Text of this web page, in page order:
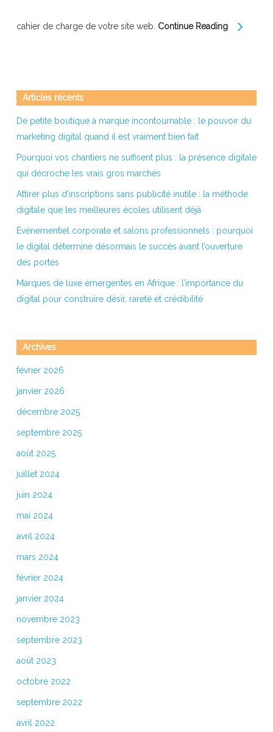
cahier de charge de votre site web. Continue Reading
Articles récents
De petite boutique à marque incontournable : le pouvoir du
marketing digital quand il est vraiment bien fait
Pourquoi vos chantiers ne suffisent plus : la présence digitale
qui décroche les vrais gros marchés
Attirer plus d’inscriptions sans publicité inutile : la méthode
digitale que les meilleures écoles utilisent déjà
Événementiel corporate et salons professionnels : pourquoi
le digital détermine désormais le succès avant l’ouverture
des portes
Marques de luxe émergentes en Afrique : l’importance du
digital pour construire désir, rareté et crédibilité
Archives
février 2026
janvier 2026
décembre 2025
septembre 2025
août 2025
juillet 2024
juin 2024
mai 2024
avril 2024
mars 2024
février 2024
janvier 2024
novembre 2023
septembre 2023
août 2023
octobre 2022
septembre 2022
avril 2022